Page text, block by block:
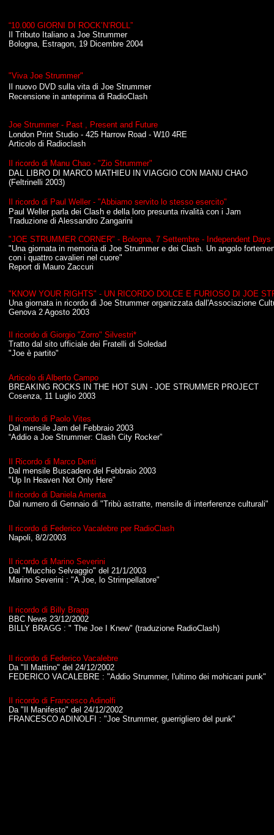
“10.000 GIORNI DI ROCK’N’ROLL”
Il Tributo Italiano a Joe Strummer
Bologna, Estragon, 19 Dicembre 2004
"Viva Joe Strummer"
Il nuovo DVD sulla vita di Joe Strummer
Recensione in anteprima di RadioClash
Joe Strummer - Past , Present and Future
London Print Studio - 425 Harrow Road - W10 4RE
Articolo di Radioclash
Il ricordo di Manu Chao - "Zio Strummer"
DAL LIBRO DI
MARCO MATHIEU IN VIAGGIO CON MANU CHAO
(Feltrinelli 2003)
Il ricordo di Paul Weller - "Abbiamo servito lo stesso esercito"
Paul Weller parla dei Clash e della loro presunta rivalità con i Jam
Traduzione di Alessandro Zangarini
"JOE STRUMMER CORNER" - Bologna, 7 Settembre - Independent Days
"Una giornata in memoria di Joe Strummer e dei Clash. Un angolo
con i quattro cavalieri nel cuore"
Report di Mauro Zaccuri
"KNOW YOUR RIGHTS" - UN RICORDO DOLCE E FURIOSO DI JOE
Una giornata in ricordo di Joe Strummer organizzata dall'Associazione
Genova 2 Agosto 2003
Il ricordo di Giorgio "Zorro" Silvestri*
Tratto dal sito ufficiale dei Fratelli di Soledad
"Joe è partito"
Articolo di Alberto Campo
BREAKING ROCKS IN THE HOT SUN - JOE STRUMMER PROJECT
Cosenza, 11 Luglio 2003
Il ricordo di Paolo Vites
Dal mensile Jam del Febbraio 2003
“Addio a Joe Strummer: Clash City Rocker”
Il Ricordo di Marco Denti
Dal mensile Buscadero del Febbraio 2003
"Up In Heaven Not Only Here"
Il ricordo di Daniela Amenta
Dal numero di Gennaio di "Tribù astratte, mensile di interferenze culturali"
Il ricordo di Federico Vacalebre per RadioClash
Napoli, 8/2/2003
Il ricordo di Marino Severini
Dal "Mucchio Selvaggio" del 21/1/2003
Marino Severini : "A Joe, lo Strimpellatore"
Il ricordo di Billy Bragg
BBC News 23/12/2002
BILLY BRAGG : " The Joe I Knew" (traduzione RadioClash)
Il ricordo di Federico Vacalebre
Da "Il Mattino" del 24/12/2002
FEDERICO VACALEBRE : "Addio Strummer, l'ultimo dei mohicani punk"
Il ricordo di Francesco Adinolfi
Da "Il Manifesto" del 24/12/2002
FRANCESCO ADINOLFI : "Joe Strummer, guerrigliero del punk"